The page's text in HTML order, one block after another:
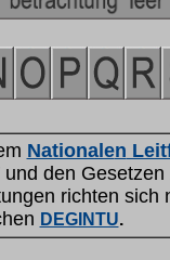
Nationalen
und den Gesetzen
richten sich
DEGINTU.